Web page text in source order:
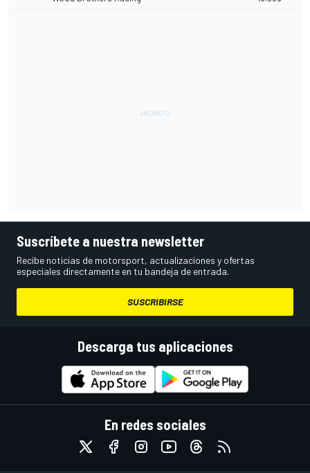
Suscríbete a nuestra newsletter
Recibe noticias de motorsport, actualizaciones y ofertas
especiales directamente en tu bandeja de entrada.
SUSCRIBIRSE
Descarga tus aplicaciones
En redes sociales